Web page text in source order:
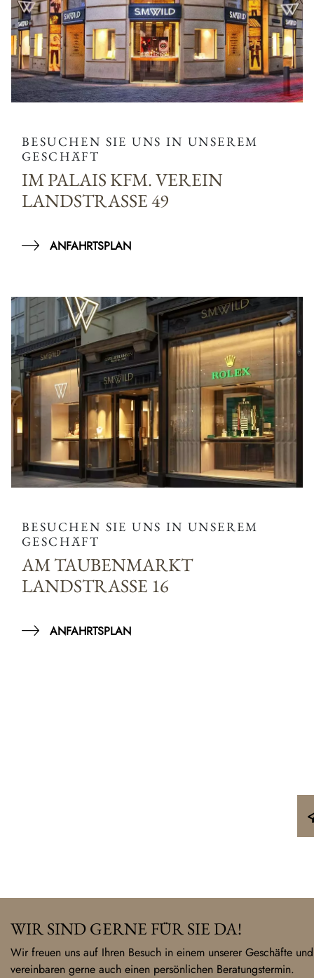
BESUCHEN SIE UNS IN UNSEREM
GESCHÄFT
IM PALAIS KFM. VEREIN
LANDSTRASSE 49
ANFAHRTSPLAN
BESUCHEN SIE UNS IN UNSEREM
GESCHÄFT
AM TAUBENMARKT
LANDSTRASSE 16
ANFAHRTSPLAN
WIR SIND GERNE FÜR SIE DA!
Wir freuen uns auf Ihren Besuch in einem unserer Geschäfte und
vereinbaren gerne auch einen persönlichen Beratungstermin.